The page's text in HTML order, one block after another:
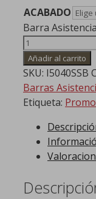
ACABADO
Barra
Añadir al carrito
SKU: I5040SSB
Barras
Etiqueta: